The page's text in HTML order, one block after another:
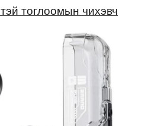
тоглоомын чихэвч